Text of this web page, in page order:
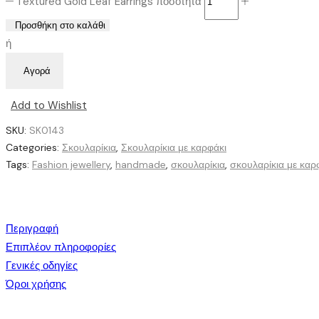
Προσθήκη στο καλάθι
ή
Αγορά
Add to Wishlist
SKU: SK0143
Categories: Σκουλαρίκια, Σκουλαρίκια με καρφάκι
Tags: Fashion jewellery, handmade, σκουλαρίκια, σκουλαρίκια με
Περιγραφή
Επιπλέον πληροφορίες
Γενικές οδηγίες
Όροι χρήσης